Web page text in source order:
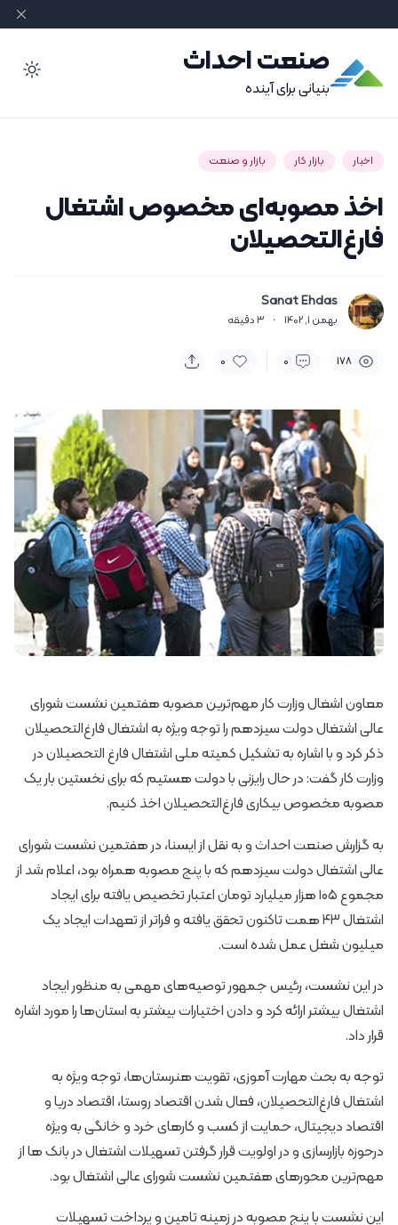
صنعت احداث
بنیانی برای آینده
اخبار بازار کار بازار و صنعت
اخذ مصوبه‌ای مخصوص اشتغال
فارغ‌التحصیلان
Sanat Ehdas
بهمن 1, 1402 ·
3دقیقه
178
0
0
معاون اشغال وزارت کار مهم‌ترین مصوبه هفتمین نشست شورای
عالی اشتغال دولت سیزدهم را توجه ویژه به اشتغال فارغ‌التحصیلان
ذکر کرد و با اشاره به تشکیل کمیته ملی اشتغال فارغ التحصیلان در
وزارت کار گفت: در حال رایزنی با دولت هستیم که برای نخستین بار یک
مصوبه مخصوص بیکاری فارغ‌التحصیلان اخذ کنیم.
به گزارش صنعت احداث و به نقل از ایسنا، در هفتمین نشست شورای
عالی اشتغال دولت سیزدهم که با پنج مصوبه همراه بود، اعلام شد از
مجموع ۱۰۵ هزار میلیارد تومان اعتبار تخصیص یافته برای ایجاد
اشتغال ۴۳ همت تاکنون تحقق یافته و فراتر از تعهدات ایجاد یک‌
میلیون شغل عمل شده است.
در این نشست، رئیس جمهور توصیه‌های مهمی به منظور ایجاد
اشتغال بیشتر ارائه کرد و دادن اختیارات بیشتر به استان‌ها را مورد اشاره
قرار داد.
توجه به بحث مهارت آموزی،‌ تقویت هنرستان‌ها، توجه ویژه به
اشتغال فارغ‌التحصیلان، فعال شدن اقتصاد روستا، اقتصاد دریا و
اقتصاد دیجیتال، حمایت از کسب و کارهای خرد و خانگی به ویژه
درحوزه بازارسازی و در اولویت قرار گرفتن تسهیلات اشتغال در بانک ها از
مهم‌ترین محورهای هفتمین نشست شورای عالی اشتغال بود.
این نشست با پنج مصوبه در زمینه تامین و پرداخت تسهیلات